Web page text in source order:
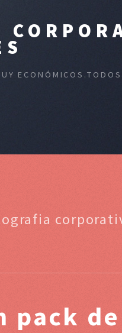
pack de